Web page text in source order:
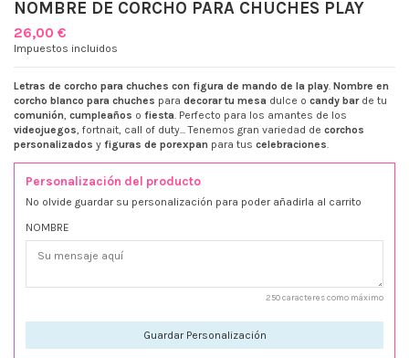
NOMBRE DE CORCHO PARA CHUCHES PLAY
26,00 €
Impuestos incluidos
Letras de corcho para chuches con figura de mando de la play. Nombre en
corcho blanco para chuches para decorar tu mesa dulce o candy barde tu
comunión, cumpleaños o fiesta. Perfecto para los amantes de los
videojuegos, fortnait, call of duty... Tenemos gran variedad de corchos
personalizados y figuras de porexpan para tus celebraciones.
Personalización del producto
No olvide guardar su personalización para poder añadirla al carrito
NOMBRE
250 caracteres como máximo
Guardar Personalización